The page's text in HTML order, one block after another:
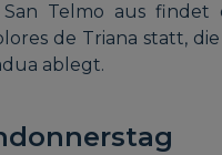
Telmo aus findet
de Triana statt,
ablegt.